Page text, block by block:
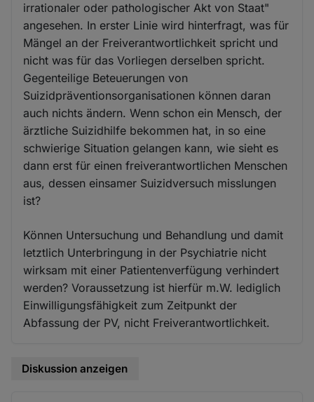
irrationaler oder pathologischer Akt von Staat"
angesehen. In erster Linie wird hinterfragt, was für
Mängel an der Freiverantwortlichkeit spricht und
nicht was für das Vorliegen derselben spricht.
Gegenteilige Beteuerungen von
Suizidpräventionsorganisationen können daran
auch nichts ändern. Wenn schon ein Mensch, der
ärztliche Suizidhilfe bekommen hat, in so eine
schwierige Situation gelangen kann, wie sieht es
dann erst für einen freiverantwortlichen Menschen
aus, dessen einsamer Suizidversuch misslungen
ist?
Können Untersuchung und Behandlung und damit
letztlich Unterbringung in der Psychiatrie nicht
wirksam mit einer Patientenverfügung verhindert
werden? Voraussetzung ist hierfür m.W. lediglich
Einwilligungsfähigkeit zum Zeitpunkt der
Abfassung der PV, nicht Freiverantwortlichkeit.
Diskussion anzeigen